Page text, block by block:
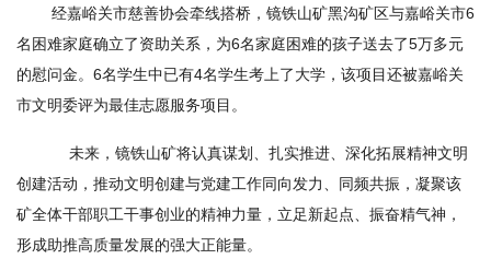
经嘉峪关市慈善协会牵线搭桥，镜铁山矿黑沟矿区与嘉峪关市6
名困难家庭确立了资助关系，为6名家庭困难的孩子送去了5万多元
的慰问金。6名学生中已有4名学生考上了大学，该项目还被嘉峪关
市文明委评为最佳志愿服务项目。
未来，镜铁山矿将认真谋划、扎实推进、深化拓展精神文明
创建活动，推动文明创建与党建工作同向发力、同频共振，凝聚该
矿全体干部职工干事创业的精神力量，立足新起点、振奋精气神，
形成助推高质量发展的强大正能量。